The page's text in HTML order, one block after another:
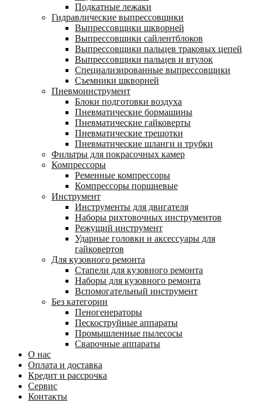
Подкатные лежаки
Гидравлические выпрессовщики
Выпрессовщики шкворней
Выпрессовщики сайлентблоков
Выпрессовщики пальцев траковых цепей
Выпрессовщики пальцев и втулок
Специализированные выпрессовщики
Cъемники шкворней
Пневмоинструмент
Блоки подготовки воздуха
Пневматические бормашины
Пневматические гайковерты
Пневматические трещотки
Пневматические шланги и трубки
Фильтры для покрасочных камер
Компрессоры
Ременные компрессоры
Компрессоры поршневые
Инструмент
Инструменты для двигателя
Наборы рихтовочных инструментов
Режущий инструмент
Ударные головки и аксессуары для
гайковертов
Для кузовного ремонта
Стапели для кузовного ремонта
Наборы для кузовного ремонта
Вспомогательный инструмент
Без категории
Пеногенераторы
Пескоструйные аппараты
Промышленные пылесосы
Сварочные аппараты
О нас
Оплата и доставка
Кредит и рассрочка
Сервис
Контакты